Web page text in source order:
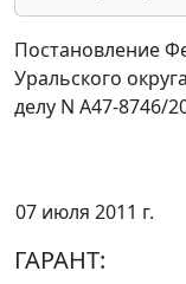
Постановление
Уральского
делу N А47-8746/
07 июля 2011 г.
ГАРАНТ: